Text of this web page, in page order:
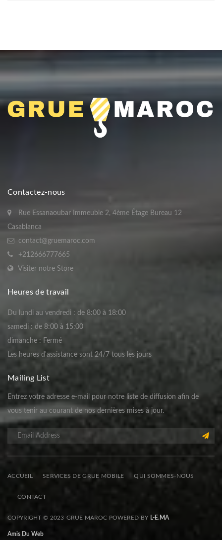
Contactez-nous
Rue Essanaoubar Immeuble 2, 4ème Étage Bureau 12
Casablanca
contact@gruemaroc.com
+212666777665
Visiter notre Store
Heures de travail
Du lundi au vendredi : de 8:00 à 18:00
samedi : de 8:00 à 15:00
dimanche : Fermé
Les heures d'assistance sont 24/7 tous les jours
Mailing List
Entrez votre adresse e-mail pour notre liste de diffusion afin de
vous tenir au courant de nos dernières mises à jour.
ACCUEIL SERVICES DE GRUE MOBILE QUI SOMMES-NOUS
CONTACT
COPYRIGHT © 2023 GRUE MAROC POWERED BY L-E.MA
Amis Du Web